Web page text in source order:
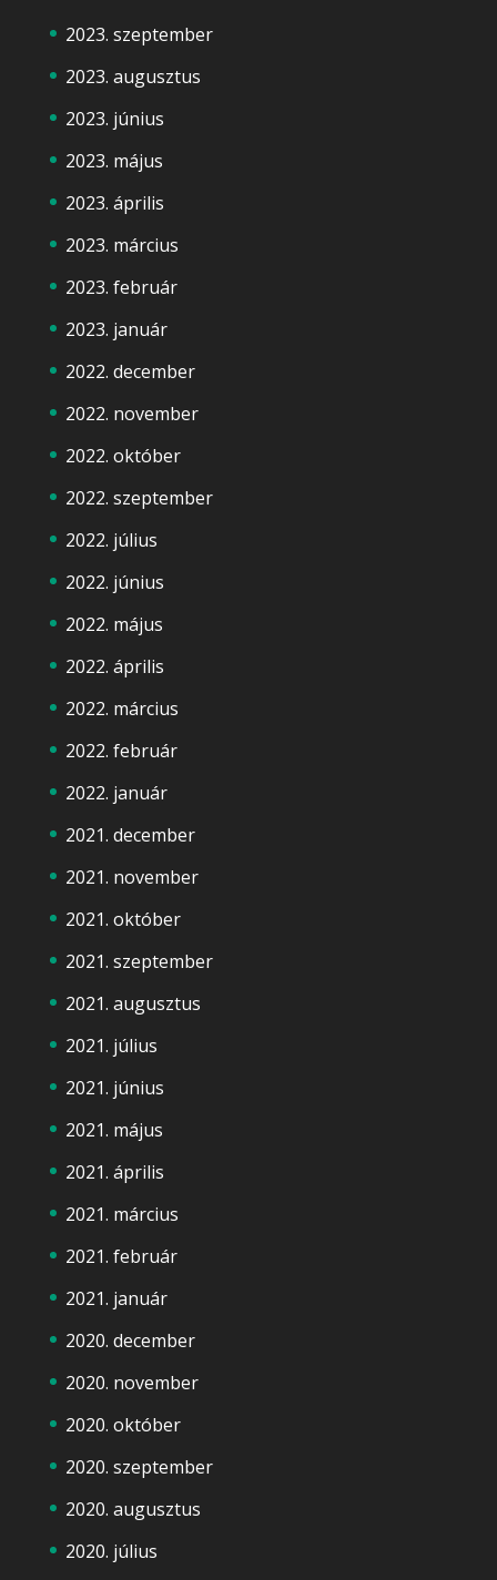
2023. szeptember
2023. augusztus
2023. június
2023. május
2023. április
2023. március
2023. február
2023. január
2022. december
2022. november
2022. október
2022. szeptember
2022. július
2022. június
2022. május
2022. április
2022. március
2022. február
2022. január
2021. december
2021. november
2021. október
2021. szeptember
2021. augusztus
2021. július
2021. június
2021. május
2021. április
2021. március
2021. február
2021. január
2020. december
2020. november
2020. október
2020. szeptember
2020. augusztus
2020. július